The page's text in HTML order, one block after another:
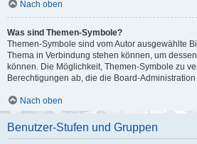
Nach oben
Was sind Themen-Symbole?
Themen-Symbole sind vom Autor ausgewählte
Thema in Verbindung stehen können, um
können. Die Möglichkeit, Themen-Symbole zu
Berechtigungen ab, die die Board-
Nach oben
Benutzer-Stufen und Gruppen